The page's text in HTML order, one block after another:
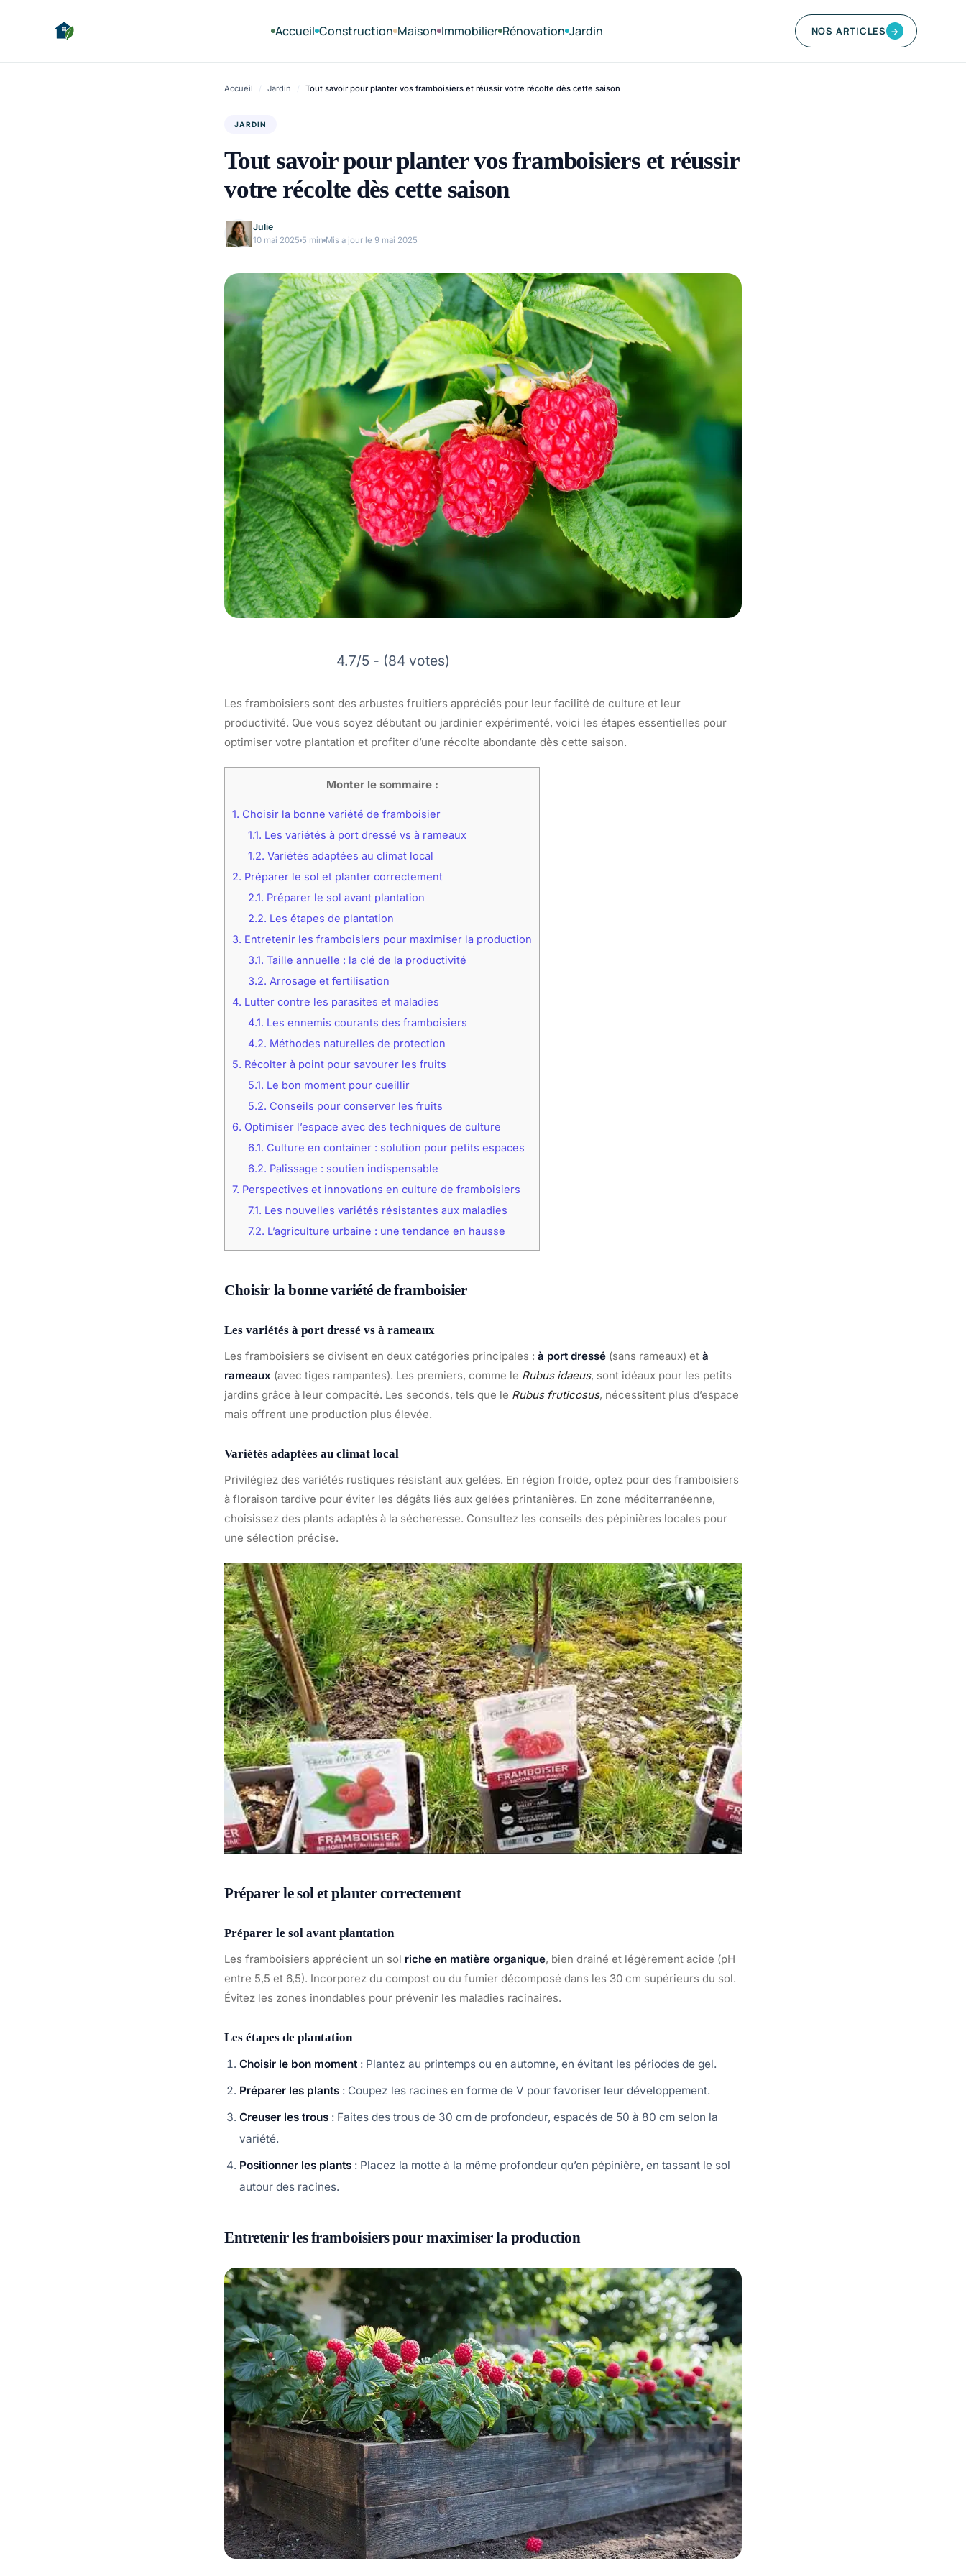
Accueil Construction Maison Immobilier Rénovation Jardin NOS ARTICLES →
Accueil / Jardin / Tout savoir pour planter vos framboisiers et réussir votre récolte dès cette saison
JARDIN
Tout savoir pour planter vos framboisiers et réussir
votre récolte dès cette saison
Julie
10 mai 2025 5 min Mis a jour le 9 mai 2025
4.7/5 - (84 votes)
Les framboisiers sont des arbustes fruitiers appréciés pour leur facilité de culture et leur
productivité. Que vous soyez débutant ou jardinier expérimenté, voici les étapes essentielles pour
optimiser votre plantation et profiter d’une récolte abondante dès cette saison.
Monter le sommaire :
1. Choisir la bonne variété de framboisier
1.1. Les variétés à port dressé vs à rameaux
1.2. Variétés adaptées au climat local
2. Préparer le sol et planter correctement
2.1. Préparer le sol avant plantation
2.2. Les étapes de plantation
3. Entretenir les framboisiers pour maximiser la production
3.1. Taille annuelle : la clé de la productivité
3.2. Arrosage et fertilisation
4. Lutter contre les parasites et maladies
4.1. Les ennemis courants des framboisiers
4.2. Méthodes naturelles de protection
5. Récolter à point pour savourer les fruits
5.1. Le bon moment pour cueillir
5.2. Conseils pour conserver les fruits
6. Optimiser l’espace avec des techniques de culture
6.1. Culture en container : solution pour petits espaces
6.2. Palissage : soutien indispensable
7. Perspectives et innovations en culture de framboisiers
7.1. Les nouvelles variétés résistantes aux maladies
7.2. L’agriculture urbaine : une tendance en hausse
Choisir la bonne variété de framboisier
Les variétés à port dressé vs à rameaux
Les framboisiers se divisent en deux catégories principales : à port dressé (sans rameaux) et à
rameaux (avec tiges rampantes). Les premiers, comme le Rubus idaeus, sont idéaux pour les petits
jardins grâce à leur compacité. Les seconds, tels que le Rubus fruticosus, nécessitent plus d’espace
mais offrent une production plus élevée.
Variétés adaptées au climat local
Privilégiez des variétés rustiques résistant aux gelées. En région froide, optez pour des framboisiers
à floraison tardive pour éviter les dégâts liés aux gelées printanières. En zone méditerranéenne,
choisissez des plants adaptés à la sécheresse. Consultez les conseils des pépinières locales pour
une sélection précise.
Préparer le sol et planter correctement
Préparer le sol avant plantation
Les framboisiers apprécient un sol riche en matière organique, bien drainé et légèrement acide (pH
entre 5,5 et 6,5). Incorporez du compost ou du fumier décomposé dans les 30 cm supérieurs du sol.
Évitez les zones inondables pour prévenir les maladies racinaires.
Les étapes de plantation
Choisir le bon moment : Plantez au printemps ou en automne, en évitant les périodes de gel.
Préparer les plants : Coupez les racines en forme de V pour favoriser leur développement.
Creuser les trous : Faites des trous de 30 cm de profondeur, espacés de 50 à 80 cm selon la
variété.
Positionner les plants : Placez la motte à la même profondeur qu’en pépinière, en tassant le sol
autour des racines.
Entretenir les framboisiers pour maximiser la production